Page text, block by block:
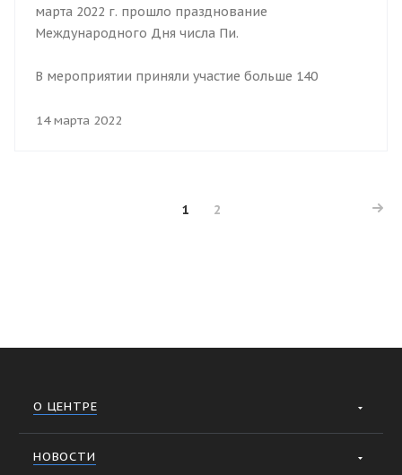
марта 2022 г. прошло празднование
Международного Дня числа Пи.
В мероприятии приняли участие больше 140
активное участие в 2 викторинах «Квиз, ПлИз!», «I
14 марта 2022
1 2
О ЦЕНТРЕ
НОВОСТИ